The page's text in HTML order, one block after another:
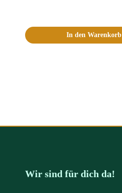
In den Warenkorb
Wir sind für dich da!